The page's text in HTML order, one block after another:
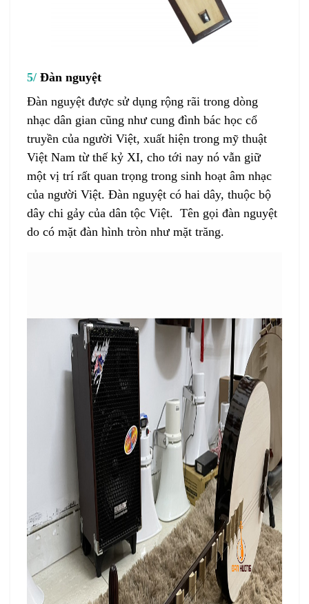
5/ Đàn nguyệt
Đàn nguyệt được sử dụng rộng rãi trong dòng
nhạc dân gian cũng như cung đình bác học cổ
truyền của người Việt, xuất hiện trong mỹ thuật
Việt Nam từ thế kỷ XI, cho tới nay nó vẫn giữ
một vị trí rất quan trọng trong sinh hoạt âm nhạc
của người Việt. Đàn nguyệt có hai dây, thuộc bộ
dây chi gảy của dân tộc Việt. Tên gọi đàn nguyệt
do có mặt đàn hình tròn như mặt trăng.